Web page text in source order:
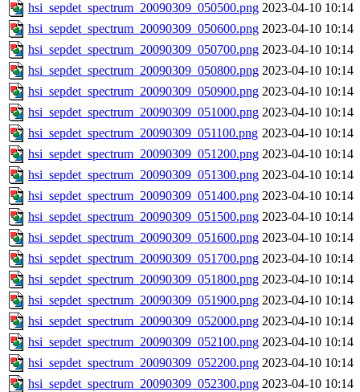
hsi_sepdet_spectrum_20090309_050500.png 2023-04-10 10:14
hsi_sepdet_spectrum_20090309_050600.png 2023-04-10 10:14
hsi_sepdet_spectrum_20090309_050700.png 2023-04-10 10:14
hsi_sepdet_spectrum_20090309_050800.png 2023-04-10 10:14
hsi_sepdet_spectrum_20090309_050900.png 2023-04-10 10:14
hsi_sepdet_spectrum_20090309_051000.png 2023-04-10 10:14
hsi_sepdet_spectrum_20090309_051100.png 2023-04-10 10:14
hsi_sepdet_spectrum_20090309_051200.png 2023-04-10 10:14
hsi_sepdet_spectrum_20090309_051300.png 2023-04-10 10:14
hsi_sepdet_spectrum_20090309_051400.png 2023-04-10 10:14
hsi_sepdet_spectrum_20090309_051500.png 2023-04-10 10:14
hsi_sepdet_spectrum_20090309_051600.png 2023-04-10 10:14
hsi_sepdet_spectrum_20090309_051700.png 2023-04-10 10:14
hsi_sepdet_spectrum_20090309_051800.png 2023-04-10 10:14
hsi_sepdet_spectrum_20090309_051900.png 2023-04-10 10:14
hsi_sepdet_spectrum_20090309_052000.png 2023-04-10 10:14
hsi_sepdet_spectrum_20090309_052100.png 2023-04-10 10:14
hsi_sepdet_spectrum_20090309_052200.png 2023-04-10 10:14
hsi_sepdet_spectrum_20090309_052300.png 2023-04-10 10:14